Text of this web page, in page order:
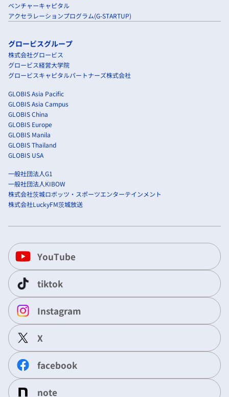
ベンチャーキャピタル
アクセラレーションプログラム(G-STARTUP)
グロービスグループ
株式会社グロービス
グロービス経営大学院
グロービスキャピタルパートナーズ株式会社
GLOBIS Asia Pacific
GLOBIS Asia Campus
GLOBIS China
GLOBIS Europe
GLOBIS Manila
GLOBIS Thailand
GLOBIS USA
一般社団法人G1
一般社団法人KIBOW
株式会社茨城ロボッツ・スポーツエンターテインメント
株式会社LuckyFM茨城放送
YouTube
tiktok
Instagram
X
facebook
note